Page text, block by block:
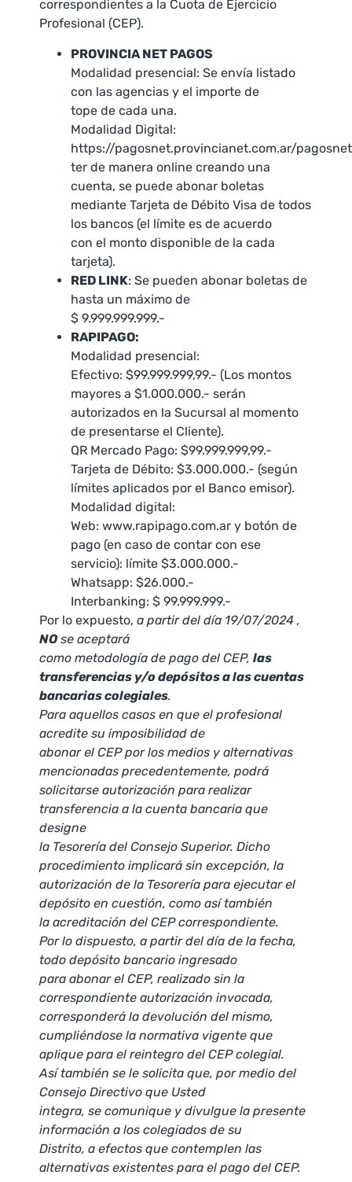
correspondientes a la Cuota de Ejercicio
Profesional (CEP).
PROVINCIA NET PAGOS
Modalidad presencial: Se envía listado
con las agencias y el importe de
tope de cada una.
Modalidad Digital:
https://pagosnet.provincianet.com.ar/
ter de manera online creando una
cuenta, se puede abonar boletas
mediante Tarjeta de Débito Visa de todos
los bancos (el límite es de acuerdo
con el monto disponible de la cada
tarjeta).
RED LINK: Se pueden abonar boletas de
hasta un máximo de
$ 9.999.999.999.-
RAPIPAGO:
Modalidad presencial:
Efectivo: $99.999.999,99.- (Los montos
mayores a $1.000.000.- serán
autorizados en la Sucursal al momento
de presentarse el Cliente).
QR Mercado Pago: $99.999.999,99.-
Tarjeta de Débito: $3.000.000.- (según
límites aplicados por el Banco emisor).
Modalidad digital:
Web: www.rapipago.com.ar y botón de
pago (en caso de contar con ese
servicio): límite $3.000.000.-
Whatsapp: $26.000.-
Interbanking: $ 99.999.999.-
Por lo expuesto, a partir del día 19/07/2024 ,
NOse aceptará
como metodología de pago del CEP, las
transferencias y/o depósitos a las cuentas
bancarias colegiales.
Para aquellos casos en que el profesional
acredite su imposibilidad de
abonar el CEP por los medios y alternativas
mencionadas precedentemente, podrá
solicitarse autorización para realizar
transferencia a la cuenta bancaria que
designe
la Tesorería del Consejo Superior. Dicho
procedimiento implicará sin excepción, la
autorización de la Tesorería para ejecutar el
depósito en cuestión, como así también
la acreditación del CEP correspondiente.
Por lo dispuesto, a partir del día de la fecha,
todo depósito bancario ingresado
para abonar el CEP, realizado sin la
correspondiente autorización invocada,
corresponderá la devolución del mismo,
cumpliéndose la normativa vigente que
aplique para el reintegro del CEP colegial.
Así también se le solicita que, por medio del
Consejo Directivo que Usted
integra, se comunique y divulgue la presente
información a los colegiados de su
Distrito, a efectos que contemplen las
alternativas existentes para el pago del CEP.